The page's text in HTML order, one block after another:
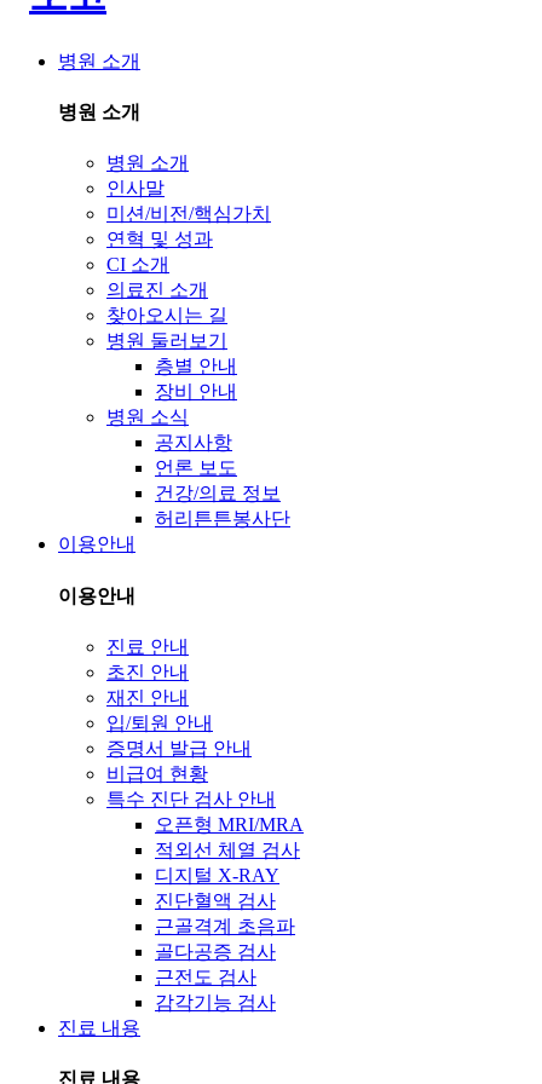
병원 소개
병원 소개
병원 소개
인사말
미션/비전/핵심가치
연혁 및 성과
CI 소개
의료진 소개
찾아오시는 길
병원 둘러보기
층별 안내
장비 안내
병원 소식
공지사항
언론 보도
건강/의료 정보
허리튼튼봉사단
이용안내
이용안내
진료 안내
초진 안내
재진 안내
입/퇴원 안내
증명서 발급 안내
비급여 현황
특수 진단 검사 안내
오픈형 MRI/MRA
적외선 체열 검사
디지털 X-RAY
진단혈액 검사
근골격계 초음파
골다공증 검사
근전도 검사
감각기능 검사
진료 내용
진료 내용